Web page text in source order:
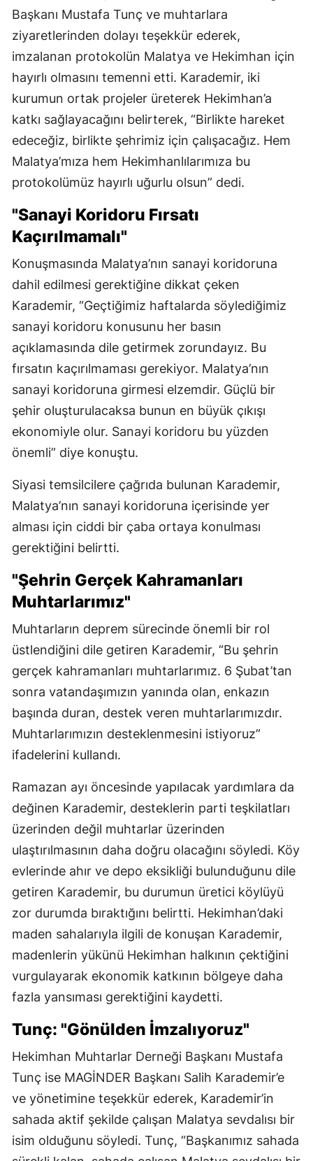
Başkanı Mustafa Tunç ve muhtarlara
ziyaretlerinden dolayı teşekkür ederek,
imzalanan protokolün Malatya ve Hekimhan için
hayırlı olmasını temenni etti. Karademir, iki
kurumun ortak projeler üreterek Hekimhan’a
katkı sağlayacağını belirterek, “Birlikte hareket
edeceğiz, birlikte şehrimiz için çalışacağız. Hem
Malatya’mıza hem Hekimhanlılarımıza bu
protokolümüz hayırlı uğurlu olsun” dedi.
"Sanayi Koridoru Fırsatı
Kaçırılmamalı"
Konuşmasında Malatya’nın sanayi koridoruna
dahil edilmesi gerektiğine dikkat çeken
Karademir, “Geçtiğimiz haftalarda söylediğimiz
sanayi koridoru konusunu her basın
açıklamasında dile getirmek zorundayız. Bu
fırsatın kaçırılmaması gerekiyor. Malatya’nın
sanayi koridoruna girmesi elzemdir. Güçlü bir
şehir oluşturulacaksa bunun en büyük çıkışı
ekonomiyle olur. Sanayi koridoru bu yüzden
önemli” diye konuştu.
Siyasi temsilcilere çağrıda bulunan Karademir,
Malatya’nın sanayi koridoruna içerisinde yer
alması için ciddi bir çaba ortaya konulması
gerektiğini belirtti.
"Şehrin Gerçek Kahramanları
Muhtarlarımız"
Muhtarların deprem sürecinde önemli bir rol
üstlendiğini dile getiren Karademir, “Bu şehrin
gerçek kahramanları muhtarlarımız. 6 Şubat’tan
sonra vatandaşımızın yanında olan, enkazın
başında duran, destek veren muhtarlarımızdır.
Muhtarlarımızın desteklenmesini istiyoruz”
ifadelerini kullandı.
Ramazan ayı öncesinde yapılacak yardımlara da
değinen Karademir, desteklerin parti teşkilatları
üzerinden değil muhtarlar üzerinden
ulaştırılmasının daha doğru olacağını söyledi. Köy
evlerinde ahır ve depo eksikliği bulunduğunu dile
getiren Karademir, bu durumun üretici köylüyü
zor durumda bıraktığını belirtti. Hekimhan’daki
maden sahalarıyla ilgili de konuşan Karademir,
madenlerin yükünü Hekimhan halkının çektiğini
vurgulayarak ekonomik katkının bölgeye daha
fazla yansıması gerektiğini kaydetti.
Tunç: "Gönülden İmzalıyoruz"
Hekimhan Muhtarlar Derneği Başkanı Mustafa
Tunç ise MAGİNDER Başkanı Salih Karademir’e
ve yönetimine teşekkür ederek, Karademir’in
sahada aktif şekilde çalışan Malatya sevdalısı bir
isim olduğunu söyledi. Tunç, “Başkanımız sahada